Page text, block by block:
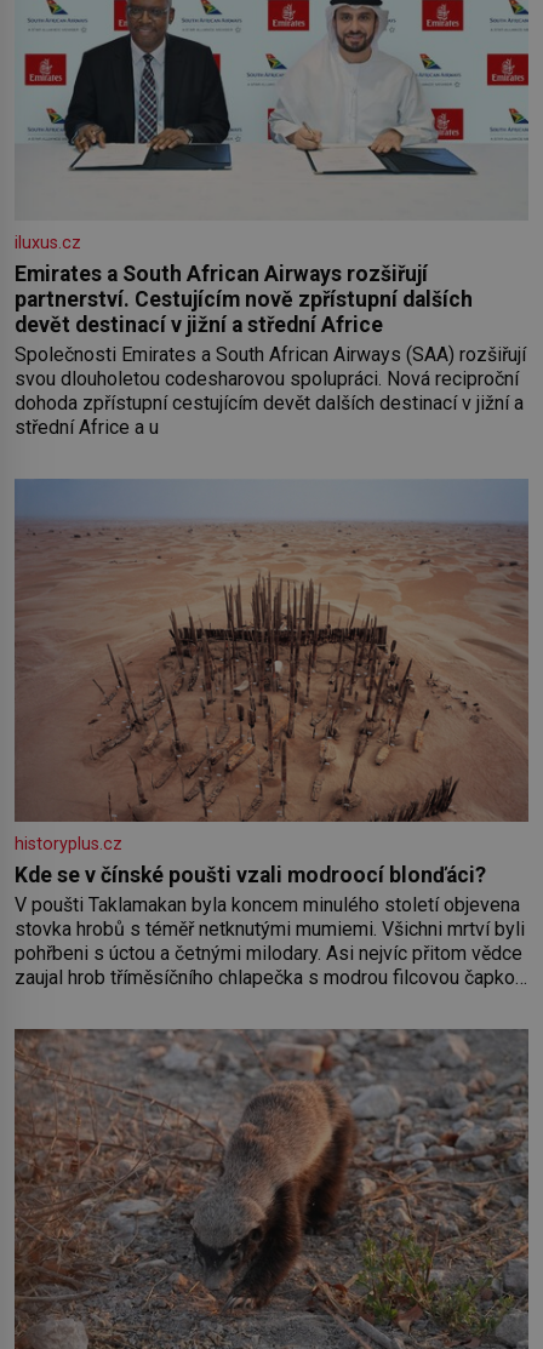
iluxus.cz
Emirates a South African Airways rozšiřují
partnerství. Cestujícím nově zpřístupní dalších
devět destinací v jižní a střední Africe
Společnosti Emirates a South African Airways (SAA) rozšiřují
svou dlouholetou codesharovou spolupráci. Nová reciproční
dohoda zpřístupní cestujícím devět dalších destinací v jižní a
střední Africe a u
historyplus.cz
Kde se v čínské poušti vzali modroocí blonďáci?
V poušti Taklamakan byla koncem minulého století objevena
stovka hrobů s téměř netknutými mumiemi. Všichni mrtví byli
pohřbeni s úctou a četnými milodary. Asi nejvíc přitom vědce
zaujal hrob tříměsíčního chlapečka s modrou filcovou čapkou,
nesmírně dobře zachovalá, přičítají odborníci zdejším
klimatickým podmínkám. Sucho, prosolené písky a extrémně